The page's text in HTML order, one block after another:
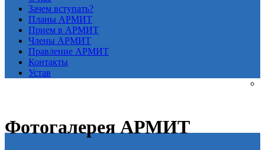
Зачем вступать?
Планы АРМИТ
Прием в АРМИТ
Члены АРМИТ
Правление АРМИТ
Контакты
Устав
Фотогалерея АРМИТ